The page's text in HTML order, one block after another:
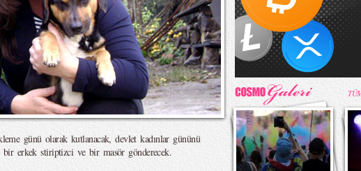
günü olarak kutlanacak, devlet kadınlar gününü
bir erkek stiriptizci ve bir masör gönderecek.